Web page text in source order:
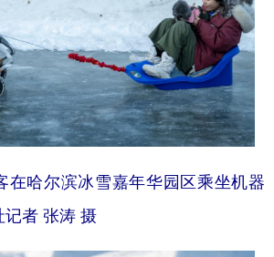
哈尔滨冰雪嘉年华园区乘坐机器
记者 张涛 摄